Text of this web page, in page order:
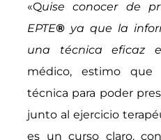
«Quise conocer de
EPTE®ya que la
una técnica eficaz
médico, estimo que
técnica para poder
junto al ejercicio
es un curso claro,